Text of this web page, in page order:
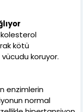
kötü
koruyor.
enzimlerin
normal